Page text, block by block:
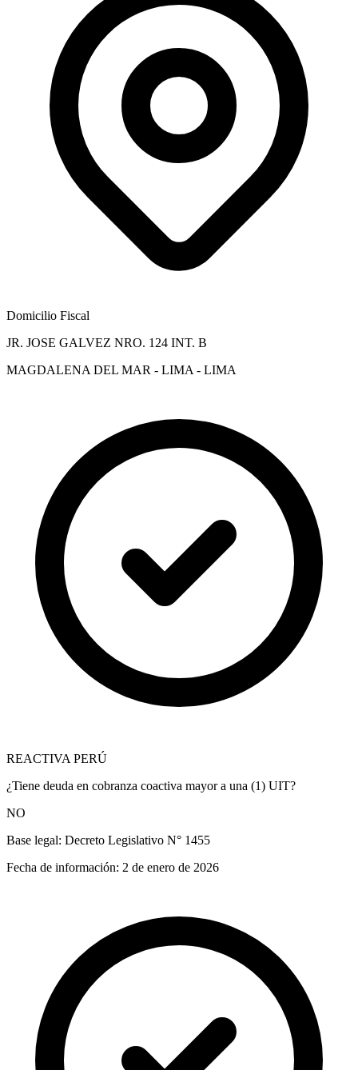
Domicilio Fiscal
JR. JOSE GALVEZ NRO. 124 INT. B
MAGDALENA DEL MAR - LIMA - LIMA
REACTIVA PERÚ
¿Tiene deuda en cobranza coactiva mayor a una (1) UIT?
NO
Base legal: Decreto Legislativo N° 1455
Fecha de información: 2 de enero de 2026